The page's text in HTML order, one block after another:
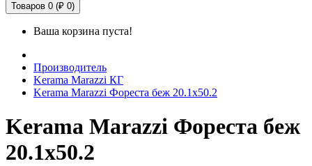
Товаров 0 (₽ 0)
Ваша корзина пуста!
Производитель
Kerama Marazzi КГ
Kerama Marazzi Фореста беж 20.1х50.2
Kerama Marazzi Фореста беж
20.1х50.2